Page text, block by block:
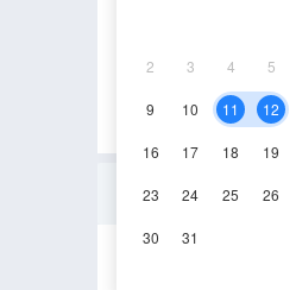
2 3 4 5
9 10 11 12
16 17 18 19
23 24 25 26
30 31